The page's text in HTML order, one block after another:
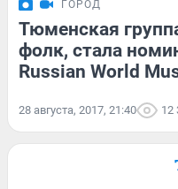
ГОРОД
Тюменская
фолк, стала
Russian World
28 августа, 2017, 21:40 12